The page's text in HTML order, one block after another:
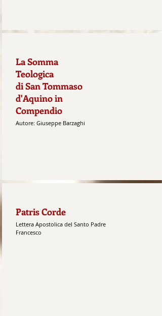
La Somma
Teologica
di San Tommaso
d'Aquino in
Compendio
Autore: Giuseppe Barzaghi
Patris Corde
Lettera Apostolica del Santo Padre
Francesco